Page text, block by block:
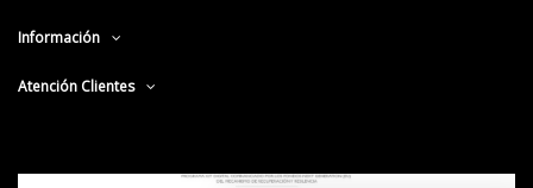
Información
Atención Clientes